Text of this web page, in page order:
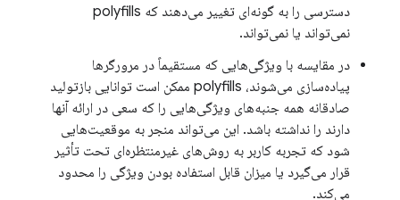
دسترسی را به گونه‌ای تغییر می‌دهند که polyfills
نمی‌تواند یا نمی‌تواند.
در مقایسه با ویژگی‌هایی که مستقیماً در مرورگرها
پیاده‌سازی می‌شوند، polyfills ممکن است توانایی بازتولید
صادقانه همه جنبه‌های ویژگی‌هایی را که سعی در ارائه آنها
دارند را نداشته باشد. این می‌تواند منجر به موقعیت‌هایی
شود که تجربه کاربر به روش‌های غیرمنتظره‌ای تحت تأثیر
قرار می‌گیرد یا میزان قابل استفاده بودن ویژگی را محدود
می‌کند.